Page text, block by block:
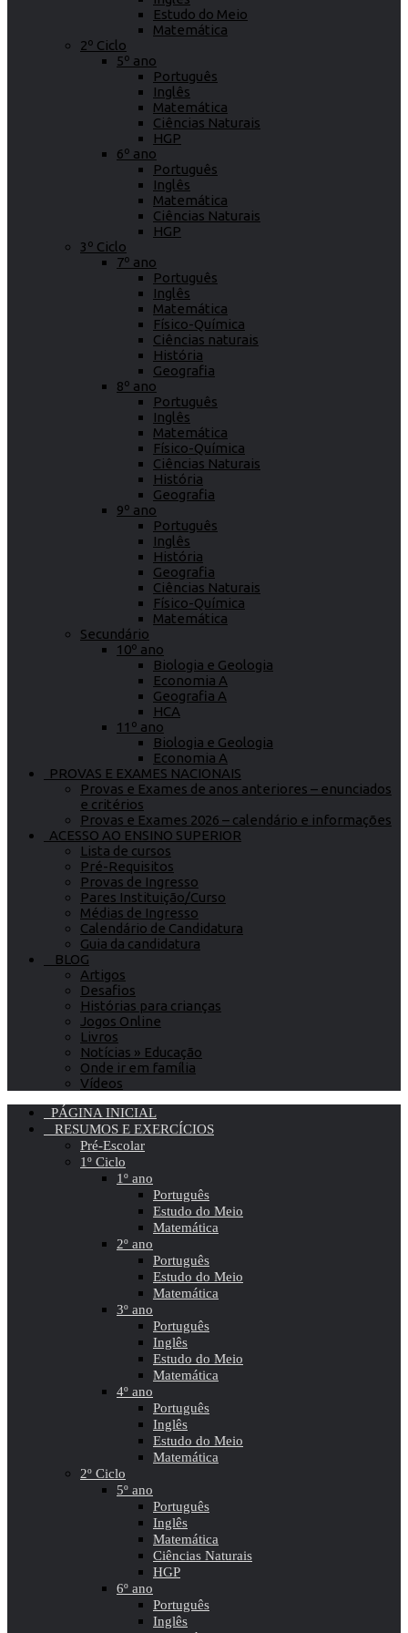
Estudo do Meio
Matemática
2º Ciclo
5º ano
Português
Inglês
Matemática
Ciências Naturais
HGP
6º ano
Português
Inglês
Matemática
Ciências Naturais
HGP
3º Ciclo
7º ano
Português
Inglês
Matemática
Físico-Química
Ciências naturais
História
Geografia
8º ano
Português
Inglês
Matemática
Físico-Química
Ciências Naturais
História
Geografia
9º ano
Português
Inglês
História
Geografia
Ciências Naturais
Físico-Química
Matemática
Secundário
10º ano
Biologia e Geologia
Economia A
Geografia A
HCA
11º ano
Biologia e Geologia
Economia A
PROVAS E EXAMES NACIONAIS
Provas e Exames de anos anteriores – enunciados
e critérios
Provas e Exames 2026 – calendário e informações
ACESSO AO ENSINO SUPERIOR
Lista de cursos
Pré-Requisitos
Provas de Ingresso
Pares Instituição/Curso
Médias de Ingresso
Calendário de Candidatura
Guia da candidatura
BLOG
Artigos
Desafios
Histórias para crianças
Jogos Online
Livros
Notícias » Educação
Onde ir em família
Vídeos
PÁGINA INICIAL
RESUMOS E EXERCÍCIOS
Pré-Escolar
1º Ciclo
1º ano
Português
Estudo do Meio
Matemática
2º ano
Português
Estudo do Meio
Matemática
3º ano
Português
Inglês
Estudo do Meio
Matemática
4º ano
Português
Inglês
Estudo do Meio
Matemática
2º Ciclo
5º ano
Português
Inglês
Matemática
Ciências Naturais
HGP
6º ano
Português
Inglês